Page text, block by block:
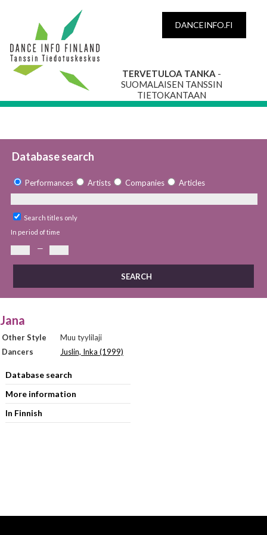
DANCEINFO.FI
TERVETULOA TANKA -
SUOMALAISEN TANSSIN
TIETOKANTAAN
Database search
Performances Artists Companies Articles
Search titles only
In period of time
—
Jana
Other Style
Muu tyylilaji
Dancers
Juslin, Inka (1999)
Database search
More information
In Finnish